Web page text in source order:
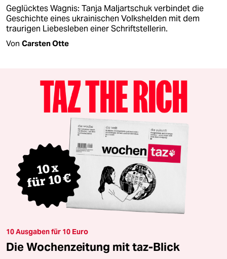
Geglücktes Wagnis: Tanja Maljartschuk verbindet die
Geschichte eines ukrainischen Volkshelden mit dem
traurigen Liebesleben einer Schriftstellerin.
Von Carsten Otte
10 Ausgaben für 10 Euro
Die Wochenzeitung mit taz-Blick